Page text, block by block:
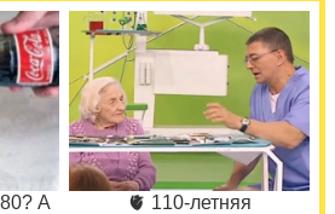
А
🫀 110-летняя